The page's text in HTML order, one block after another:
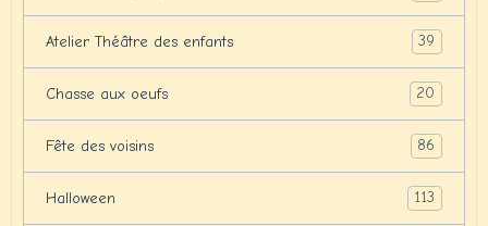
Atelier Théâtre des enfants 39
Chasse aux oeufs 20
Fête des voisins 86
Halloween 113